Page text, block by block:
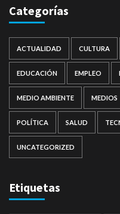
Categorías
ACTUALIDAD CULTURA
EDUCACIÓN EMPLEO
MEDIO AMBIENTE MEDIOS
POLÍTICA SALUD
UNCATEGORIZED
Etiquetas